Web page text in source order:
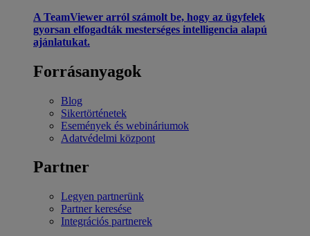
A TeamViewer arról számolt be, hogy az ügyfelek
gyorsan elfogadták mesterséges intelligencia alapú
ajánlatukat.
Forrásanyagok
Blog
Sikertörténetek
Események és webináriumok
Adatvédelmi központ
Partner
Legyen partnerünk
Partner keresése
Integrációs partnerek